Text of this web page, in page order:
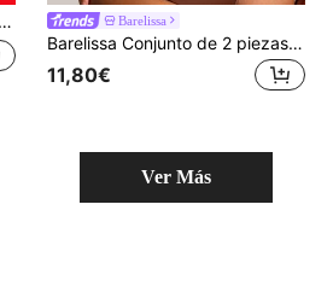
Barelissa
Barelissa Conjunto de 2 piezas de sujetador bandeau sin costuras con cierre frontal adhesivo para mujer talla grande
11,80€
Ver Más